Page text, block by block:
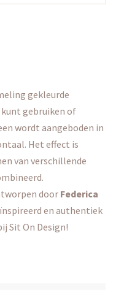
gekleurde
kunt gebruiken of
wordt aangeboden in
Het effect is
van verschillende
door Federica
en authentiek
Sit On Design!